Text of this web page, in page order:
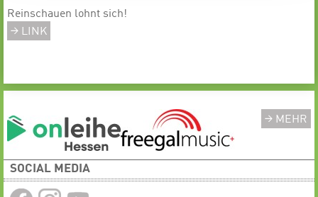
Reinschauen lohnt sich!
LINK
MEHR
SOCIAL MEDIA